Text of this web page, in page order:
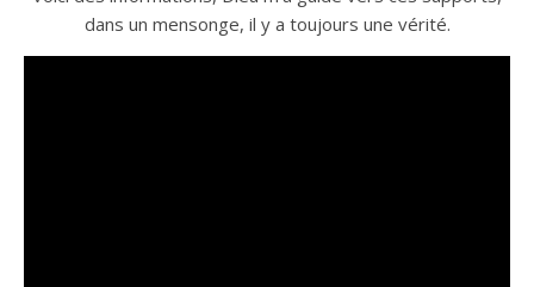
dans un mensonge, il y a toujours une vérité.